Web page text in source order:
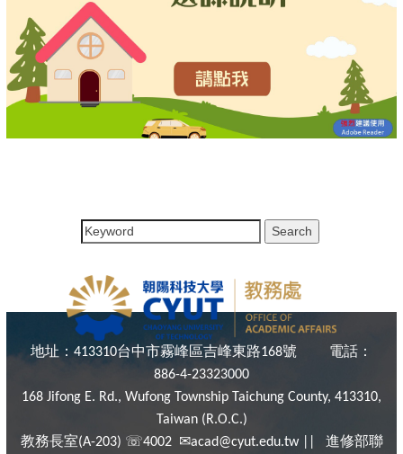
地址： 413310台中市霧峰區吉峰東路168號 電話：
886-4-23323000
168 Jifong E. Rd., Wufong Township Taichung County, 413310,
Taiwan (R.O.C.)
教務長室(A-203) ☏4002 ✉acad@cyut.edu.tw || 進修部聯